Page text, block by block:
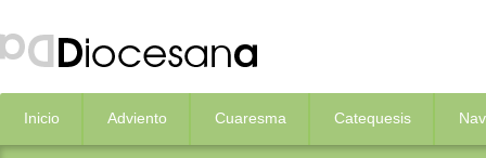
Inicio Adviento Cuaresma Catequesis